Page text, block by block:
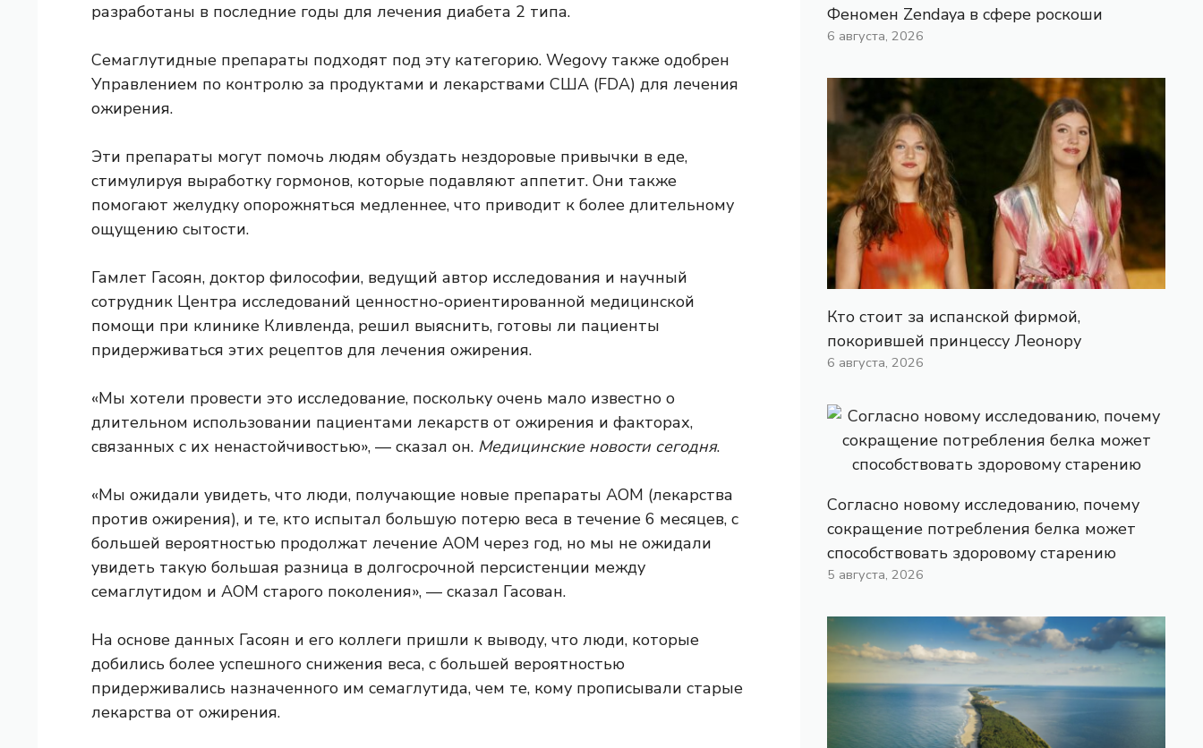
разработаны в последние годы для лечения диабета 2 типа.
Семаглутидные препараты подходят под эту категорию. Wegovy также одобрен
Управлением по контролю за продуктами и лекарствами США (FDA) для лечения
ожирения.
Эти препараты могут помочь людям обуздать нездоровые привычки в еде,
стимулируя выработку гормонов, которые подавляют аппетит. Они также
помогают желудку опорожняться медленнее, что приводит к более длительному
ощущению сытости.
Гамлет Гасоян, доктор философии, ведущий автор исследования и научный
сотрудник Центра исследований ценностно-ориентированной медицинской
помощи при клинике Кливленда, решил выяснить, готовы ли пациенты
придерживаться этих рецептов для лечения ожирения.
«Мы хотели провести это исследование, поскольку очень мало известно о
длительном использовании пациентами лекарств от ожирения и факторах,
связанных с их ненастойчивостью», — сказал он. Медицинские новости сегодня.
«Мы ожидали увидеть, что люди, получающие новые препараты АОМ (лекарства
против ожирения), и те, кто испытал большую потерю веса в течение 6 месяцев, с
большей вероятностью продолжат лечение АОМ через год, но мы не ожидали
увидеть такую ​​​​большая разница в долгосрочной персистенции между
семаглутидом и АОМ старого поколения», — сказал Гасован.
На основе данных Гасоян и его коллеги пришли к выводу, что люди, которые
добились более успешного снижения веса, с большей вероятностью
придерживались назначенного им семаглутида, чем те, кому прописывали старые
лекарства от ожирения.
Феномен Zendaya в сфере роскоши
6 августа, 2026
Кто стоит за испанской фирмой,
покорившей принцессу Леонору
6 августа, 2026
Согласно новому исследованию, почему
сокращение потребления белка может
способствовать здоровому старению
5 августа, 2026